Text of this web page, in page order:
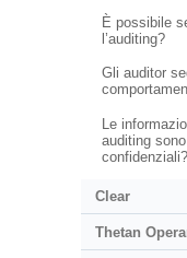
È possibile
l’auditing?
Gli auditor
Le
auditing
confidenziali?
Clear
Thetan